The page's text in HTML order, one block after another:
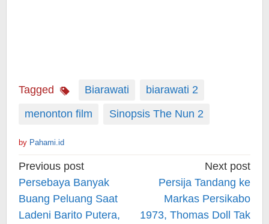
Tagged Biarawati
biarawati 2
menonton film
Sinopsis The Nun 2
by Pahami.id
Post
navigation
Previous post
Persebaya Banyak
Buang Peluang Saat
Ladeni Barito Putera,
Next post
Persija Tandang ke
Markas Persikabo
1973, Thomas Doll Tak